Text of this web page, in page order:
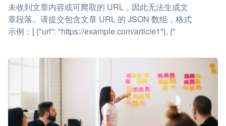
未收到文章内容或可爬取的 URL，因此无法生成文
章段落。请提交包含文章 URL 的 JSON 数组，格式
示例：[ {"url": "https://example.com/article1"}, {"